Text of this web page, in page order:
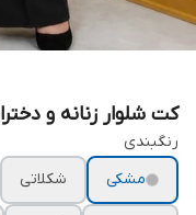
کت شلوار زنانه و
رنگبندی
مشکی
شکلاتی